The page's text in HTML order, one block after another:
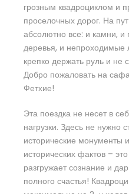
грозным квадроциклом и
проселочных дорог. На
абсолютно все: и камни,
деревья, и
крепко держать руль и не
Добро пожаловать на
Фетхие!
Эта поездка не несет в
нагрузки. Здесь не нужно
исторические монументы
исторических фактов –
разгружает сознание и
полного счастья!